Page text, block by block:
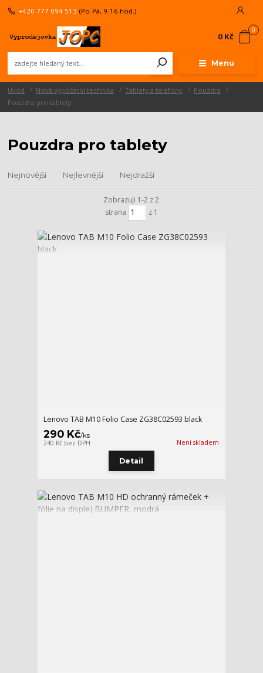
Menu
+420 777 094 513 (Po-Pá, 9-16 hod.)
0
0 Kč
Úvod Nová výpočetní technika Tablety a telefony
Pouzdra
Pouzdra pro tablety
Pouzdra pro tablety
Nejnovější Nejlevnější Nejdražší
Zobrazuji 1-2 z 2
strana
z 1
Lenovo TAB M10 Folio Case ZG38C02593 black
290 Kč/ks
240 Kč bez DPH Není skladem
Detail